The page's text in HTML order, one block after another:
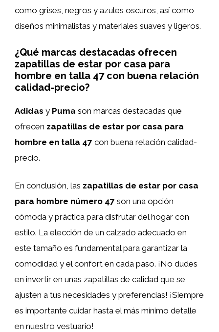
como grises, negros y azules oscuros, así como
diseños minimalistas y materiales suaves y ligeros.
¿Qué marcas destacadas ofrecen
zapatillas de estar por casa para
hombre en talla 47 con buena relación
calidad-precio?
Adidas y Puma son marcas destacadas que
ofrecen zapatillas de estar por casa para
hombre en talla 47 con buena relación calidad-
precio.
En conclusión, las zapatillas de estar por casa
para hombre número 47 son una opción
cómoda y práctica para disfrutar del hogar con
estilo. La elección de un calzado adecuado en
este tamaño es fundamental para garantizar la
comodidad y el confort en cada paso. ¡No dudes
en invertir en unas zapatillas de calidad que se
ajusten a tus necesidades y preferencias! ¡Siempre
es importante cuidar hasta el más mínimo detalle
en nuestro vestuario!